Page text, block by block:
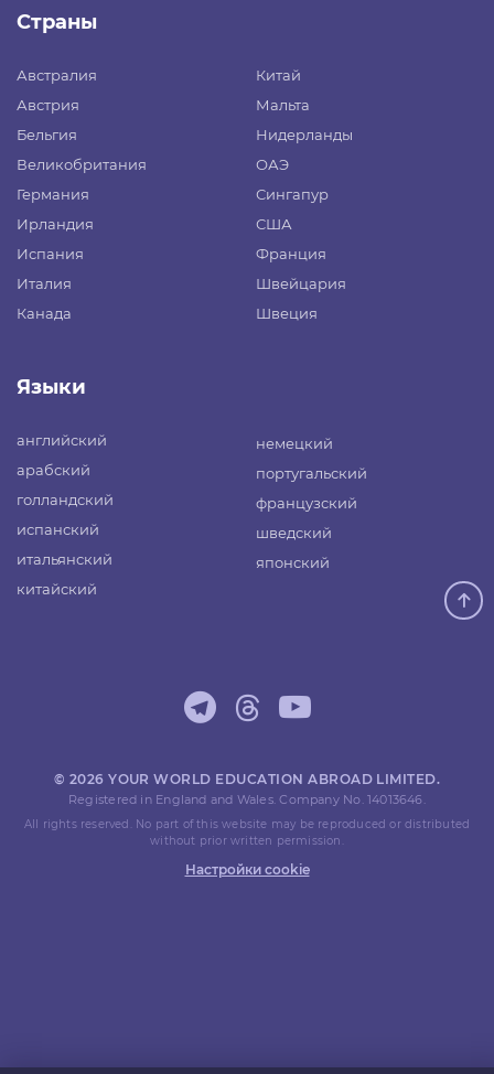
Страны
Австралия
Австрия
Бельгия
Великобритания
Германия
Ирландия
Испания
Италия
Канада
Китай
Мальта
Нидерланды
ОАЭ
Сингапур
США
Франция
Швейцария
Швеция
Языки
английский
арабский
голландский
испанский
итальянский
китайский
немецкий
португальский
французский
шведский
японский
© 2026 YOUR WORLD EDUCATION ABROAD LIMITED.
Registered in England and Wales. Company No. 14013646.
All rights reserved. No part of this website may be reproduced or distributed
without prior written permission.
Настройки cookie